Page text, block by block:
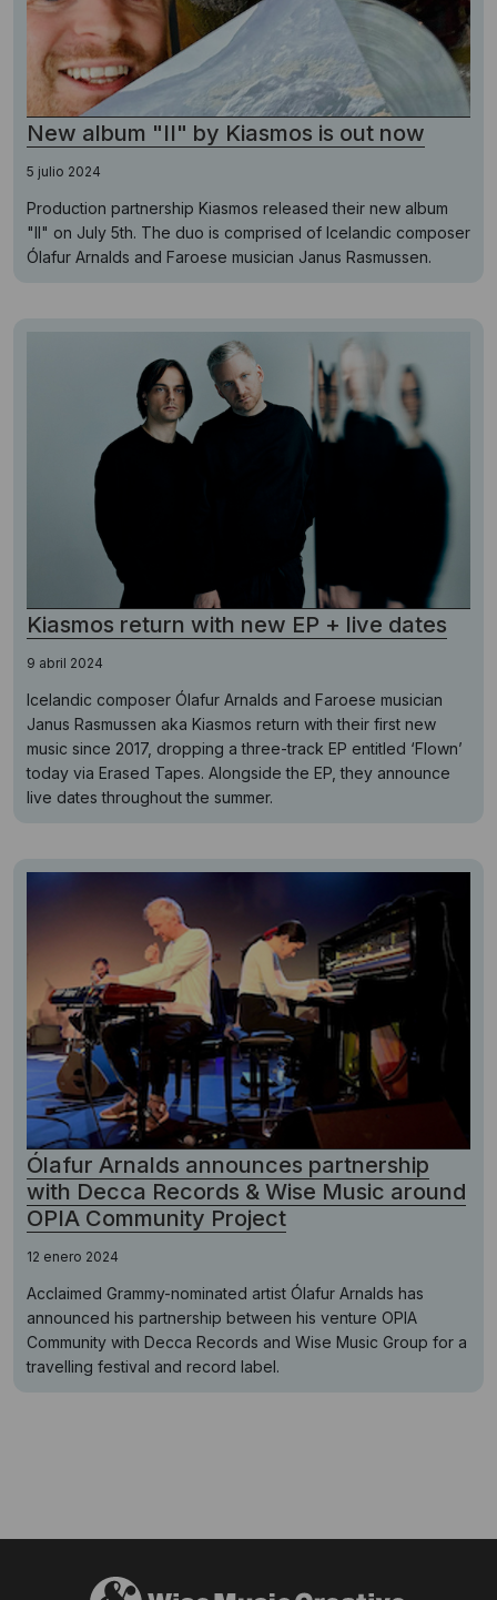
New album "II" by Kiasmos is out now
5 julio 2024
Production partnership Kiasmos released their new album
"II" on July 5th. The duo is comprised of Icelandic composer
Ólafur Arnalds and Faroese musician Janus Rasmussen.
Kiasmos return with new EP + live dates
9 abril 2024
Icelandic composer Ólafur Arnalds and Faroese musician
Janus Rasmussen aka Kiasmos return with their first new
music since 2017, dropping a three-track EP entitled ‘Flown’
today via Erased Tapes. Alongside the EP, they announce
live dates throughout the summer.
Ólafur Arnalds announces partnership
with Decca Records & Wise Music around
OPIA Community Project
12 enero 2024
Acclaimed Grammy-nominated artist Ólafur Arnalds has
announced his partnership between his venture OPIA
Community with Decca Records and Wise Music Group for a
travelling festival and record label.